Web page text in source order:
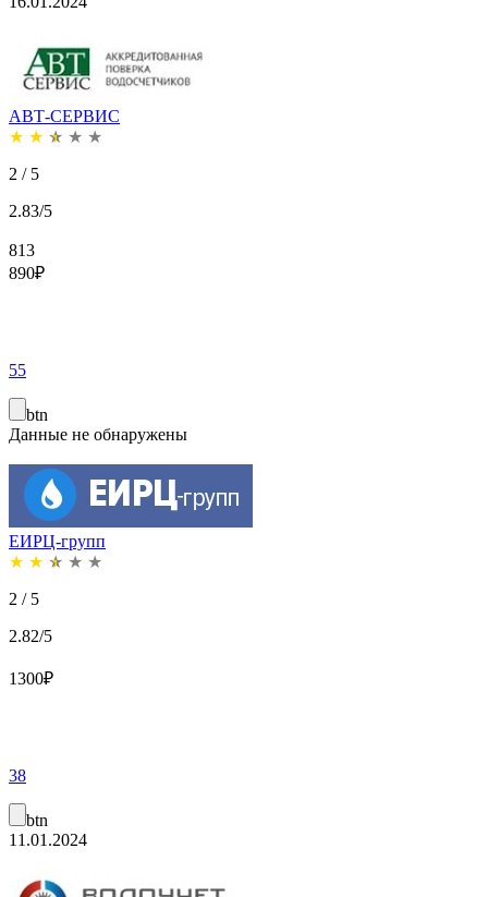
АВТ-СЕРВИС
★ ★ ★ ★ ★
2 / 5
2.83/5
813
890₽
55
btn
Данные не обнаружены
ЕИРЦ-групп
★ ★ ★ ★ ★
2 / 5
2.82/5
1300₽
38
btn
11.01.2024